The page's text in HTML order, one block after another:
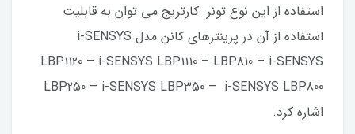
استفاده از این نوع تونر کارتریج می توان به قابلیت
استفاده از آن در پرینترهای کانن مدل i-SENSYS
LBP1120 – i-SENSYS LBP1110 – LBP810 – i-SENSYS
LBP250 – i-SENSYS LBP350 – i-SENSYS LBP800
اشاره کرد.